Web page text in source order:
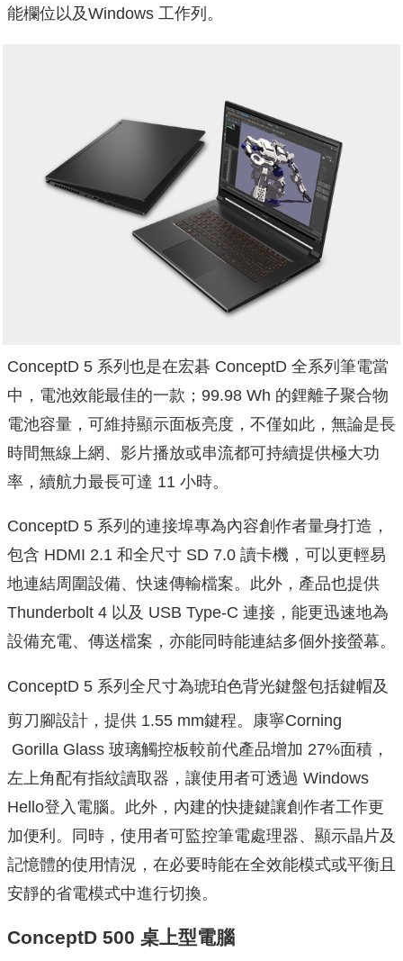
能欄位以及Windows 工作列。
ConceptD 5 系列也是在宏碁 ConceptD 全系列筆電當
中，電池效能最佳的一款；99.98 Wh 的鋰離子聚合物
電池容量，可維持顯示面板亮度，不僅如此， 無論是長
時間無線上網、影片播放或串流都可持續提供極大功
率， 續航力最長可達 11 小時。
ConceptD 5 系列的連接埠專為內容創作者量身打造，
包含 HDMI 2.1 和全尺寸 SD 7.0 讀卡機，可以更輕易
地連結周圍設備、快速傳輸檔案。此外， 產品也提供
Thunderbolt 4 以及 USB Type-C 連接，能更迅速地為
設備充電、傳送檔案， 亦能同時能連結多個外接螢幕。
ConceptD 5 系列全尺寸為琥珀色背光鍵盤包括鍵帽及
剪刀腳設計，提供 1.55 mm鍵程。康寧Corning
Gorilla Glass 玻璃觸控板較前代產品增加 27%面積，
左上角配有指紋讀取器， 讓使用者可透過 Windows
Hello登入電腦。此外，內建的快捷鍵讓創作者工作更
加便利。同時， 使用者可監控筆電處理器、顯示晶片及
記憶體的使用情況， 在必要時能在全效能模式或平衡且
安靜的省電模式中進行切換。
ConceptD 500 桌上型電腦